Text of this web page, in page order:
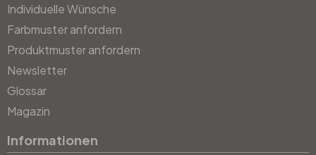
Individuelle Wünsche
Farbmuster anfordern
Produktmuster anfordern
Newsletter
Glossar
Magazin
Informationen